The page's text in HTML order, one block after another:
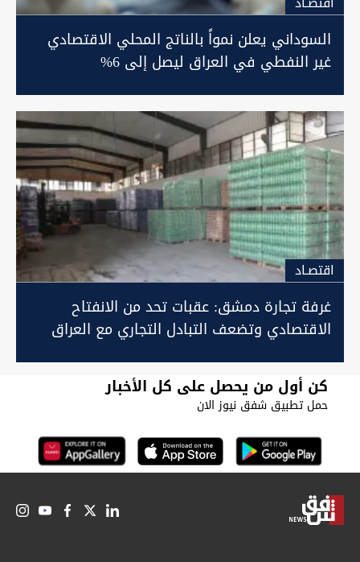
السوداني يعلن نمواً بالناتج المحلي الاقتصادي
غير النفطي في العراق ليصل إلى 6%
اقتصـاد
غرفة تجارة دمشق: عقبات تحد من الانفتاح
الاقتصادي وتضعف التبادل التجاري مع العراق
كن أول من يحصل على كل الأخبار
حمل تطبيق شفق نيوز الان